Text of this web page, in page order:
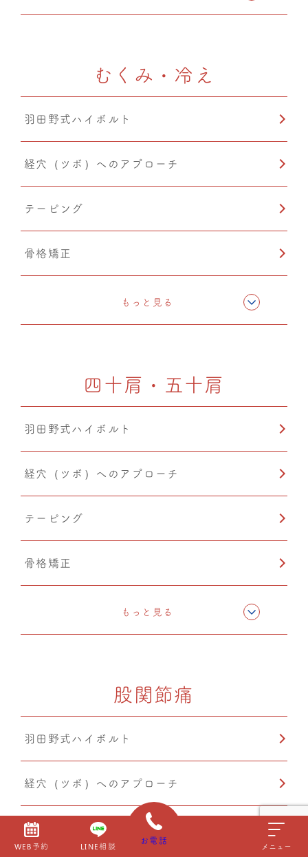
WEB予約 LINE相談
お電話
メニュー
むくみ・冷え
羽田野式ハイボルト
経穴（ツボ）へのアプローチ
テーピング
骨格矯正
CMC筋膜ストレッチ（リリース）
自律神経調整
O脚矯正
猫背矯正
もっと見る
四十肩・五十肩
羽田野式ハイボルト
経穴（ツボ）へのアプローチ
テーピング
骨格矯正
CMC筋膜ストレッチ（リリース）
もっと見る
股関節痛
羽田野式ハイボルト
経穴（ツボ）へのアプローチ
テーピング